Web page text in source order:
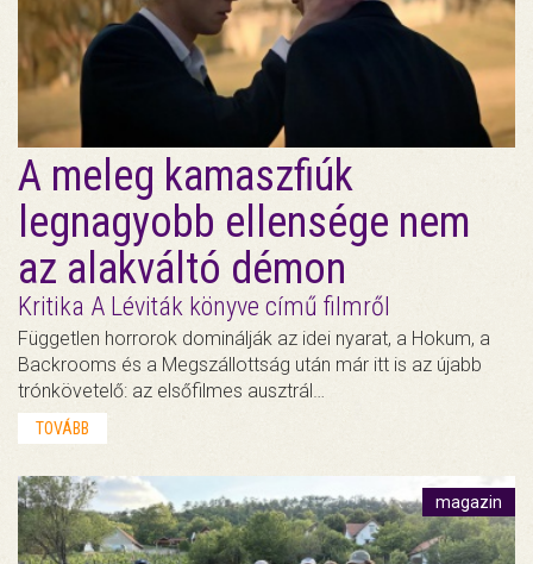
A meleg kamaszfiúk
legnagyobb ellensége nem
az alakváltó démon
Kritika A Léviták könyve című filmről
Független horrorok dominálják az idei nyarat, a Hokum, a
Backrooms és a Megszállottság után már itt is az újabb
trónkövetelő: az elsőfilmes ausztrál…
TOVÁBB
magazin